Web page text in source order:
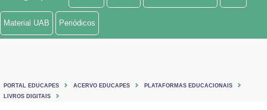
Ministério de Minas e Energia
Ministério do Turismo
Material UAB Periódicos
PORTAL EDUCAPES ACERVO EDUCAPES
PLATAFORMAS EDUCACIONAIS
LIVROS DIGITAIS